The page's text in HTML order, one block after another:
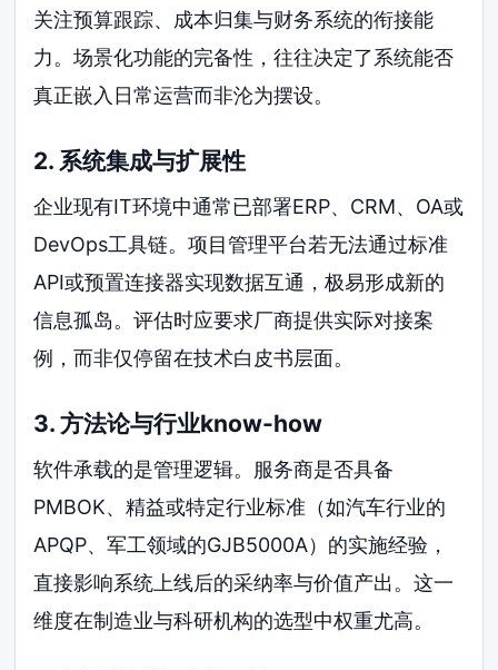
关注预算跟踪、成本归集与财务系统的衔接能
力。场景化功能的完备性，往往决定了系统能否
真正嵌入日常运营而非沦为摆设。
2. 系统集成与扩展性
企业现有IT环境中通常已部署ERP、CRM、OA或
DevOps工具链。项目管理平台若无法通过标准
API或预置连接器实现数据互通，极易形成新的
信息孤岛。评估时应要求厂商提供实际对接案
例，而非仅停留在技术白皮书层面。
3. 方法论与行业know-how
软件承载的是管理逻辑。服务商是否具备
PMBOK、精益或特定行业标准（如汽车行业的
APQP、军工领域的GJB5000A）的实施经验，
直接影响系统上线后的采纳率与价值产出。这一
维度在制造业与科研机构的选型中权重尤高。